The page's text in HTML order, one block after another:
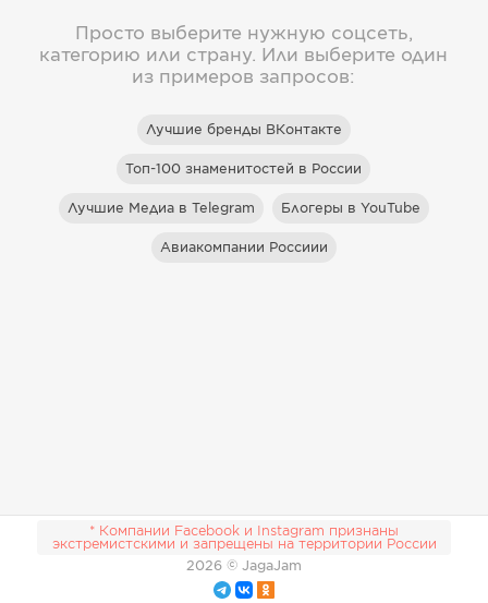
Просто выберите нужную соцсеть,
категорию или страну. Или выберите один
из примеров запросов:
Лучшие бренды ВКонтакте
Топ-100 знаменитостей в России
Лучшие Медиа в Telegram Блогеры в YouTube
Авиакомпании Россиии
* Компании Facebook и Instagram признаны
экстремистскими и запрещены на территории России
2026 © JagaJam